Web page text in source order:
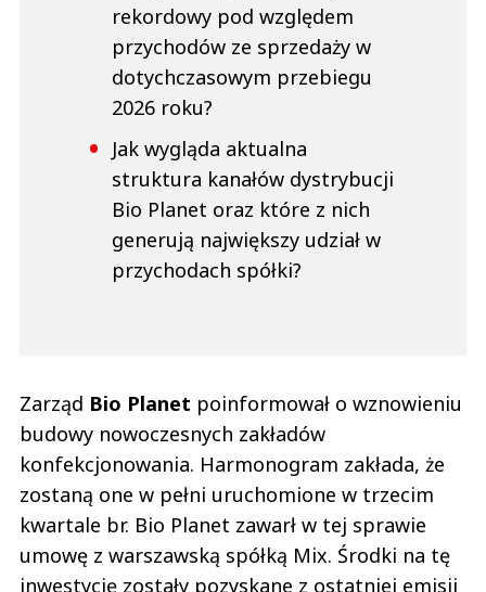
rekordowy pod względem
przychodów ze sprzedaży w
dotychczasowym przebiegu
2026 roku?
Jak wygląda aktualna
struktura kanałów dystrybucji
Bio Planet oraz które z nich
generują największy udział w
przychodach spółki?
Zarząd Bio Planet poinformował o wznowieniu
budowy nowoczesnych zakładów
konfekcjonowania. Harmonogram zakłada, że
zostaną one w pełni uruchomione w trzecim
kwartale br. Bio Planet zawarł w tej sprawie
umowę z warszawską spółką Mix. Środki na tę
inwestycję zostały pozyskane z ostatniej emisji